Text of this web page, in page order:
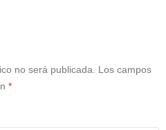
no será publicada.
Los campos
*